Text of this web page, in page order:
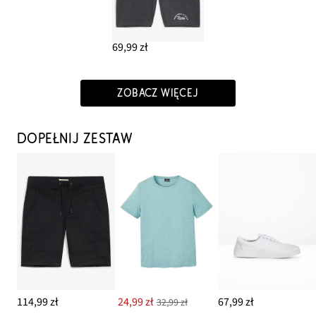
69,99 zł
ZOBACZ WIĘCEJ
DOPEŁNIJ ZESTAW
114,99 zł 24,99 zł 32,99 zł 67,99 zł